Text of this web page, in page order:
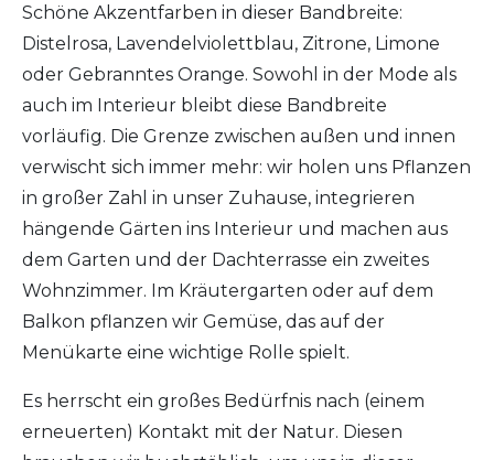
Schöne Akzentfarben in dieser Bandbreite:
Distelrosa, Lavendelviolettblau, Zitrone, Limone
oder Gebranntes Orange. Sowohl in der Mode als
auch im Interieur bleibt diese Bandbreite
vorläufig. Die Grenze zwischen außen und innen
verwischt sich immer mehr: wir holen uns Pflanzen
in großer Zahl in unser Zuhause, integrieren
hängende Gärten ins Interieur und machen aus
dem Garten und der Dachterrasse ein zweites
Wohnzimmer. Im Kräutergarten oder auf dem
Balkon pflanzen wir Gemüse, das auf der
Menükarte eine wichtige Rolle spielt.
Es herrscht ein großes Bedürfnis nach (einem
erneuerten) Kontakt mit der Natur. Diesen